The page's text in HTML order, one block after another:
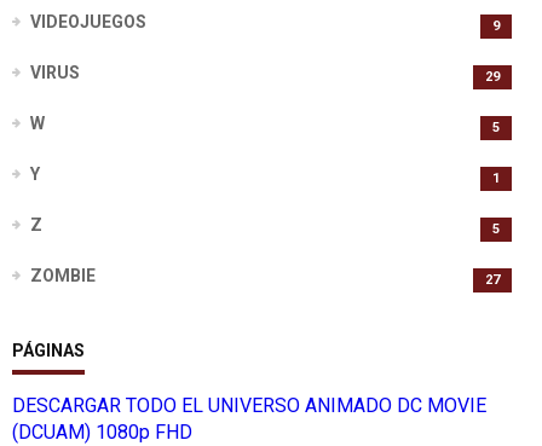
VIDEOJUEGOS 9
VIRUS 29
W 5
Y 1
Z 5
ZOMBIE 27
PÁGINAS
DESCARGAR TODO EL UNIVERSO ANIMADO DC MOVIE
(DCUAM) 1080p FHD